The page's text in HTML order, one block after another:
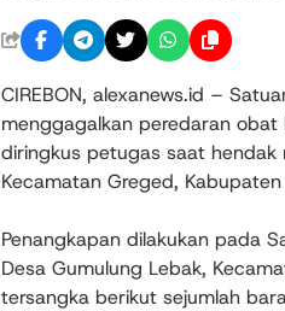
CIREBON, alexanews.id –
menggagalkan peredaran obat
diringkus petugas saat
Kecamatan Greged, Kabupaten
Penangkapan dilakukan pada
Desa Gumulung Lebak,
tersangka berikut sejumlah